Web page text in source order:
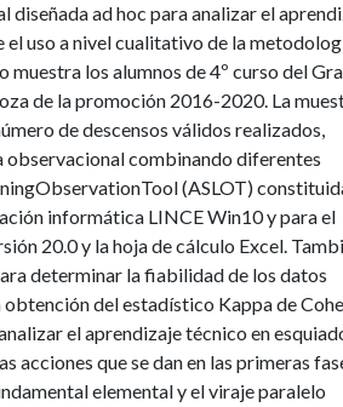
ad hoc para analizar el
uso a nivel cualitativo de la
los alumnos de 4º curso del
de la promoción 2016-2020. La
de descensos válidos realizados,
observacional combinando diferentes
(ASLOT)
informática LINCE Win10 y para el
20.0 y la hoja de cálculo Excel.
determinar la fiabilidad de los datos
del estadístico Kappa de
el aprendizaje técnico en
que se dan en las primeras
elemental y el viraje paralelo